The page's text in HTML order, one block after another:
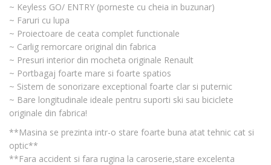
~ Keyless GO/ ENTRY (porneste cu cheia in buzunar)
~ Faruri cu lupa
~ Proiectoare de ceata complet functionale
~ Carlig remorcare original din fabrica
~ Presuri interior din mocheta originale Renault
~ Portbagaj foarte mare si foarte spatios
~ Sistem de sonorizare exceptional foarte clar si puternic
~ Bare longitudinale ideale pentru suporti ski sau biciclete
originale din fabrica!
**Masina se prezinta intr-o stare foarte buna atat tehnic cat si
optic**
**Fara accident si fara rugina la caroserie,stare excelenta